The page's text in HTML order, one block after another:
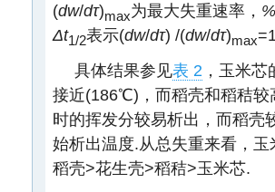
(dw/dτ)max为最大失重速率， %
Δt1/2表示(dw/dτ) /(dw/dτ)max
具体结果参见表 2 ，玉米
接近(186℃)，而稻壳和稻秸
时的挥发分较易析出，而稻壳
始析出温度.从总失重来看，
稻壳>花生壳>稻秸>玉米芯.